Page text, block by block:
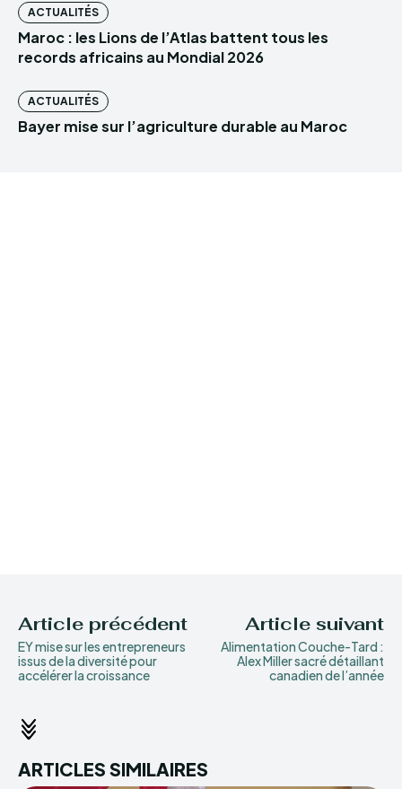
ACTUALITÉS
Maroc : les Lions de l’Atlas battent tous les
records africains au Mondial 2026
ACTUALITÉS
Bayer mise sur l’agriculture durable au Maroc
Article précédent
EY mise sur les entrepreneurs
issus de la diversité pour
accélérer la croissance
Article suivant
Alimentation Couche-Tard :
Alex Miller sacré détaillant
canadien de l’année
ARTICLES SIMILAIRES